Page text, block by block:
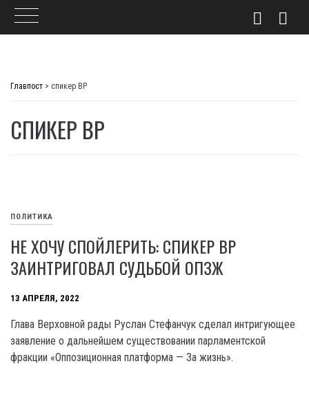
Главпост > спикер ВР
СПИКЕР ВР
ПОЛИТИКА
НЕ ХОЧУ СПОЙЛЕРИТЬ: СПИКЕР ВР
ЗАИНТРИГОВАЛ СУДЬБОЙ ОПЗЖ
13 АПРЕЛЯ, 2022
Глава Верховной рады Руслан Стефанчук сделал интригующее
заявление о дальнейшем существовании парламентской
фракции «Оппозиционная платформа — За жизнь».